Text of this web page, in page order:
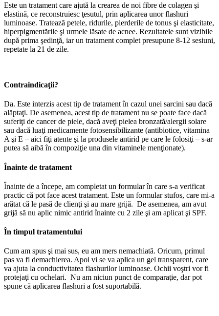
Este un tratament care ajută la crearea de noi fibre de colagen şi
elastină, ce reconstruiesc ţesutul, prin aplicarea unor flashuri
luminoase. Tratează petele, ridurile, pierderile de tonus şi elasticitate,
hiperpigmentările şi urmele lăsate de acnee. Rezultatele sunt vizibile
după prima şedinţă, iar un tratament complet presupune 8-12 sesiuni,
repetate la 21 de zile.
Contraindicaţii?
Da. Este interzis acest tip de tratament în cazul unei sarcini sau dacă
alăptaţi. De asemenea, acest tip de tratament nu se poate face dacă
suferiţi de cancer de piele, dacă aveţi pielea bronzată/alergii solare
sau dacă luaţi medicamente fotosensibilizante (antibiotice, vitamina
A şi E – aici fiţi atente şi la produsele antirid pe care le folosiţi – s-ar
putea să aibă în compoziţie una din vitaminele menţionate).
Înainte de tratament
Înainte de a începe, am completat un formular în care s-a verificat
practic că pot face acest tratament. Este un formular stufos, care mi-a
arătat că le pasă de clienţi şi au mare grijă. De asemenea, am avut
grijă să nu aplic nimic antirid înainte cu 2 zile şi am aplicat şi SPF.
În timpul tratamentului
Cum am spus şi mai sus, eu am mers nemachiată. Oricum, primul
pas va fi demachierea. Apoi vi se va aplica un gel transparent, care
va ajuta la conductivitatea flashurilor luminoase. Ochii voştri vor fi
protejaţi cu ochelari. Nu am niciun punct de comparaţie, dar pot
spune că aplicarea flashuri a fost suportabilă.